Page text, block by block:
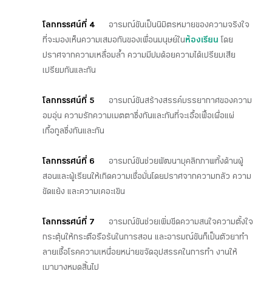
โลกทรรศน์ที่ 4 อารมณ์ขันเป็นนิมิตรหมายของความจริงใจ
ที่จะมองเห็นความเสมอกันของเพื่อนมนุษย์ในห้องเรียน โดย
ปราศจากความเหลื่อมลํ้า ความมีปมด้อยความได้เปรียบเสีย
เปรียบกันและกัน
โลกทรรศน์ที่ 5 อารมณ์ขันสร้างสรรค์บรรยากาศของความ
อบอุ่น ความรักความเมตตาซึ่งกันและกันที่จะเอื้อเฟื้อเผื่อแผ่
เกื้อกูลซึ่งกันและกัน
โลกทรรศน์ที่ 6 อารมณ์ขันช่วยพัฒนาบุคลิกภาพทั้งด้านผู้
สอนและผู้เรียนให้เกิดความเชื่อมั่นโดยปราศจากความกลัว ความ
ขัดแย้ง และความเคอะเขิน
โลกทรรศน์ที่ 7 อารมณ์ขันช่วยเพิ่มขีดความสนใจความตั้งใจ
กระตุ้นให้กระตือรือร้นในการสอน และอารมณ์ขันก็เป็นตัวยาทำ
ลายเชื้อโรคความเหนื่อยหน่ายขจัดอุปสรรคในการทำ งานให้
เบาบางหมดสิ้นไป